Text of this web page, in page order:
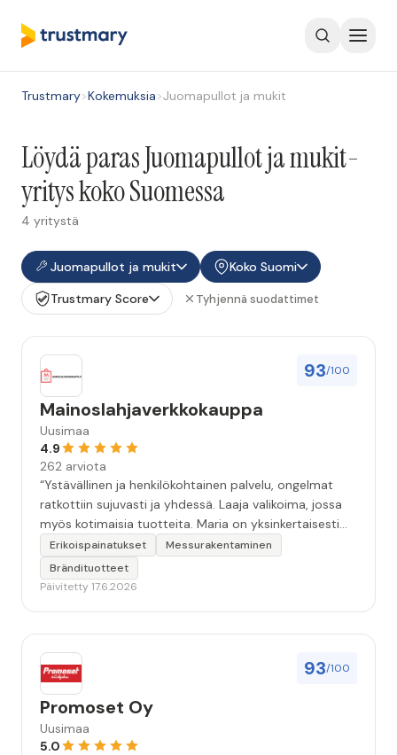
Trustmary>Kokemuksia>Juomapullot ja mukit
Löydä paras Juomapullot ja mukit-
yritys koko Suomessa
4 yritystä
Juomapullot ja mukit
Koko Suomi
Trustmary Score
Tyhjennä suodattimet
93/100
Mainoslahjaverkkokauppa
Uusimaa
4.9
262 arviota
“Ystävällinen ja henkilökohtainen palvelu, ongelmat
ratkottiin sujuvasti ja yhdessä. Laaja valikoima, jossa
myös kotimaisia tuotteita. Maria on yksinkertaisesti
ihanin!”
Erikoispainatukset
Messurakentaminen
Brändituotteet
Päivitetty 17.6.2026
93/100
Promoset Oy
Uusimaa
5.0